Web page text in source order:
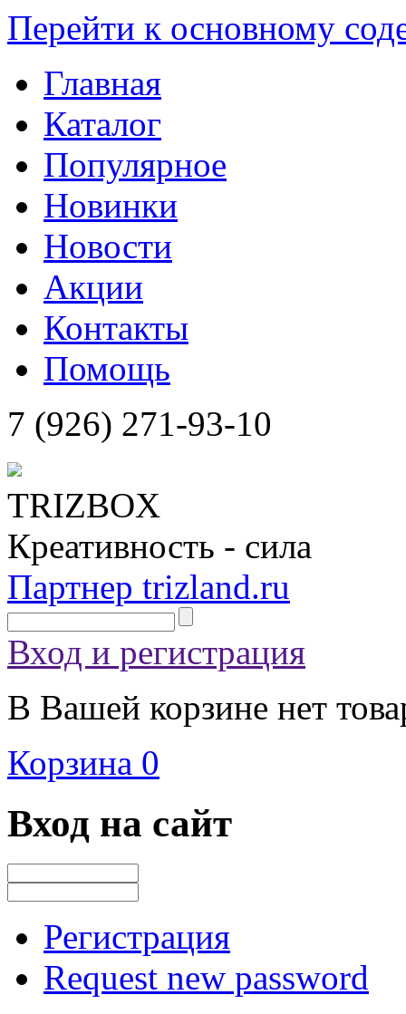
Перейти к основному
Главная
Каталог
Популярное
Новинки
Новости
Акции
Контакты
Помощь
7 (926) 271-93-10
TRIZBOX
Креативность - сила
Партнер trizland.ru
Вход и регистрация
В Вашей корзине нет
Корзина 0
Вход на сайт
Регистрация
Request new password